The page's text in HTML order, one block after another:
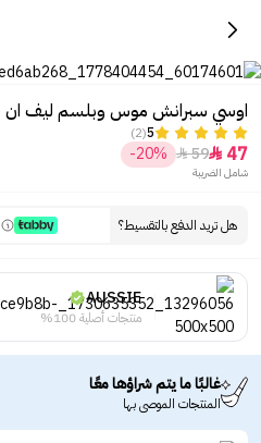
اوسي‏ سبرانش موس وبلسم ليف ان - 170
5
(2)
47

59

-20%
شامل الضريبة
هل تريد الدفع بالتقسيط؟
AUSSIE
منتجات أصلية 100%
غالبًا ما يتم شراؤها معًا
المنتجات الموصى بها